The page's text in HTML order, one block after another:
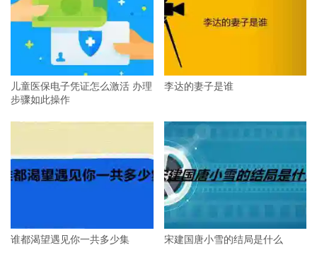
儿童医保电子凭证怎么激活 办理
步骤如此操作
李达的妻子是谁
谁都渴望遇见你一共多少集 宋建国唐小雪的结局是什么